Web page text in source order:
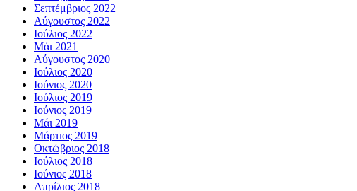
Σεπτέμβριος 2022
Αύγουστος 2022
Ιούλιος 2022
Μάι 2021
Αύγουστος 2020
Ιούλιος 2020
Ιούνιος 2020
Ιούλιος 2019
Ιούνιος 2019
Μάι 2019
Μάρτιος 2019
Οκτώβριος 2018
Ιούλιος 2018
Ιούνιος 2018
Απρίλιος 2018